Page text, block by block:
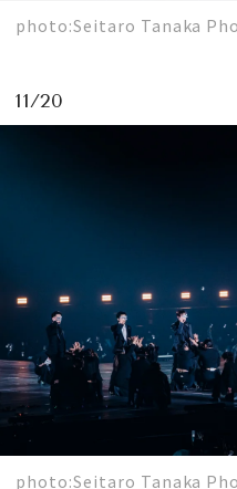
photo:Seitaro Tanaka
11/20
photo:Seitaro Tanaka